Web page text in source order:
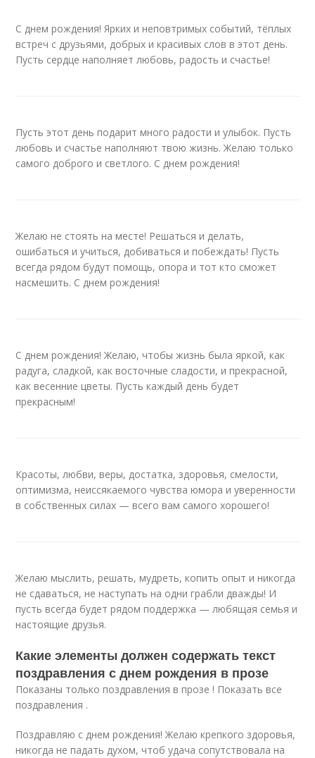
С днем рождения! Ярких и неповтримых событий, тёплых
встреч с друзьями, добрых и красивых слов в этот день.
Пусть сердце наполняет любовь, радость и счастье!
Пусть этот день подарит много радости и улыбок. Пусть
любовь и счастье наполняют твою жизнь. Желаю только
самого доброго и светлого. С днем рождения!
Желаю не стоять на месте! Решаться и делать,
ошибаться и учиться, добиваться и побеждать! Пусть
всегда рядом будут помощь, опора и тот кто сможет
насмешить. С днем рождения!
С днем рождения! Желаю, чтобы жизнь была яркой, как
радуга, сладкой, как восточные сладости, и прекрасной,
как весенние цветы. Пусть каждый день будет
прекрасным!
Красоты, любви, веры, достатка, здоровья, смелости,
оптимизма, неиссякаемого чувства юмора и уверенности
в собственных силах — всего вам самого хорошего!
Желаю мыслить, решать, мудреть, копить опыт и никогда
не сдаваться, не наступать на одни грабли дважды! И
пусть всегда будет рядом поддержка — любящая семья и
настоящие друзья.
Какие элементы должен содержать текст
поздравления с днем рождения в прозе
Показаны только поздравления в прозе ! Показать все
поздравления .
Поздравляю с днем рождения! Желаю крепкого здоровья,
никогда не падать духом, чтоб удача сопутствовала на